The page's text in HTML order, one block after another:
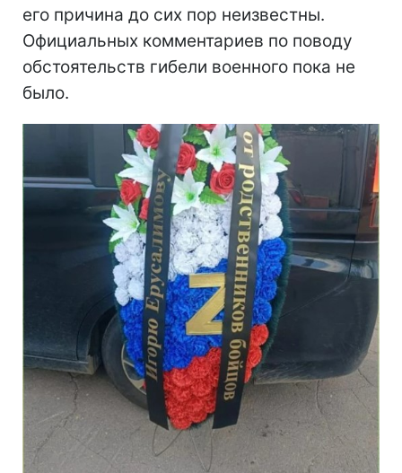
его причина до сих пор неизвестны.
Официальных комментариев по поводу
обстоятельств гибели военного пока не
было.